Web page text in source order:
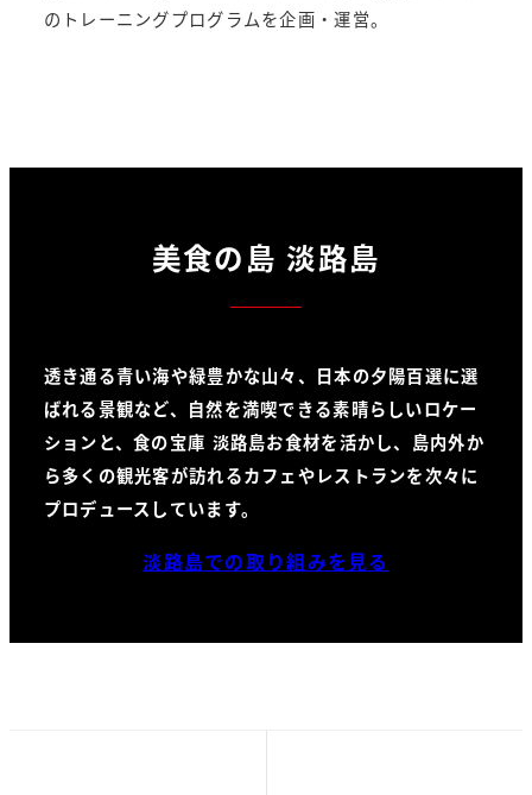
のトレーニングプログラムを企画・運営。
美食の島 淡路島
透き通る青い海や緑豊かな山々、日本の夕陽百選に選
ばれる景観など、自然を満喫できる素晴らしいロケー
ションと、食の宝庫 淡路島お食材を活かし、島内外か
ら多くの観光客が訪れるカフェやレストランを次々に
プロデュースしています。
淡路島での取り組みを見る